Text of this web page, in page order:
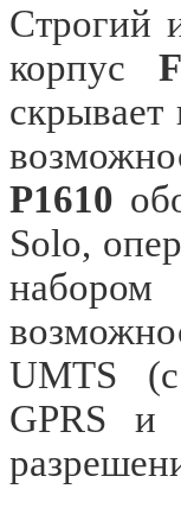
Строгий
корпус
P1610
Solo,
UMTS
GPRS и